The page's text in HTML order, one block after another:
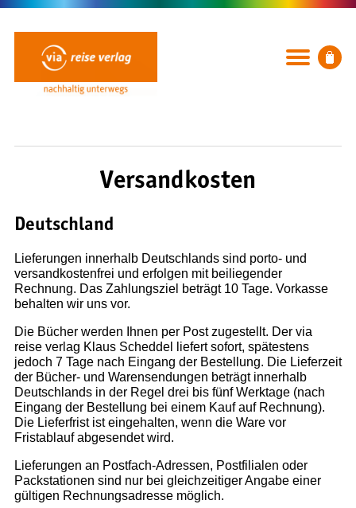
BÜCHER
Rubriken
Neuerscheinungen
Städte und Reiseregionen
Mit Kindern
Küsten und Strände
Regionen
Berlin & Brandenburg
Mecklenburg-Vorpommern
Nordwestdeutschland
Mitteldeutschland
Nordrhein-Westfalen
Versandkosten
Deutschland
Lieferungen innerhalb Deutschlands sind porto- und
versandkostenfrei und erfolgen mit beiliegender
Rechnung. Das Zahlungsziel beträgt 10 Tage. Vorkasse
behalten wir uns vor.
Die Bücher werden Ihnen per Post zugestellt. Der via
reise verlag Klaus Scheddel liefert sofort, spätestens
jedoch 7 Tage nach Eingang der Bestellung. Die Lieferzeit
der Bücher- und Warensendungen beträgt innerhalb
Deutschlands in der Regel drei bis fünf Werktage (nach
Eingang der Bestellung bei einem Kauf auf Rechnung).
Die Lieferfrist ist eingehalten, wenn die Ware vor
Fristablauf abgesendet wird.
Lieferungen an Postfach-Adressen, Postfilialen oder
Packstationen sind nur bei gleichzeitiger Angabe einer
gültigen Rechnungsadresse möglich.